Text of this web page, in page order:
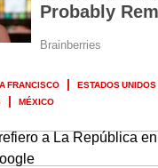
FRANCISCO ESTADOS UNIDOS
MÉXICO
a La República en